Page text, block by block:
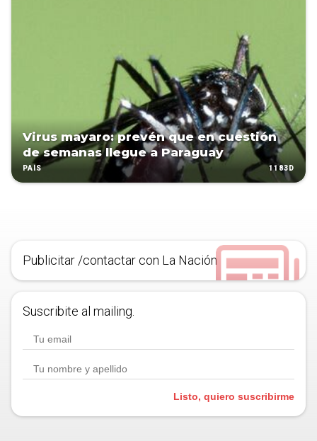
Virus mayaro: prevén que en cuestión
de semanas llegue a Paraguay
PAÍS 1183D
Publicitar /contactar con La Nación
Suscribite al mailing.
Listo, quiero suscribirme